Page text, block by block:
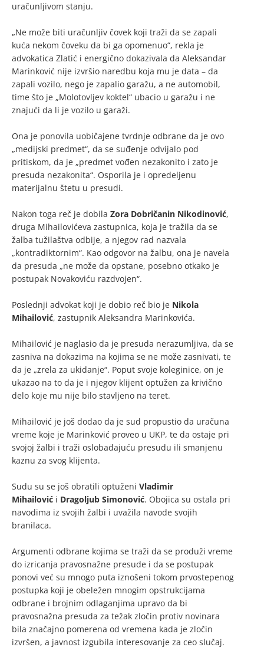
uračunljivom stanju.
„Ne može biti uračunljiv čovek koji traži da se zapali
kuća nekom čoveku da bi ga opomenuo“, rekla je
advokatica Zlatić i energično dokazivala da Aleksandar
Marinković nije izvršio naredbu koja mu je data – da
zapali vozilo, nego je zapalio garažu, a ne automobil,
time što je „Molotovljev koktel“ ubacio u garažu i ne
znajući da li je vozilo u garaži.
Ona je ponovila uobičajene tvrdnje odbrane da je ovo
„medijski predmet“, da se suđenje odvijalo pod
pritiskom, da je „predmet vođen nezakonito i zato je
presuda nezakonita“. Osporila je i opredeljenu
materijalnu štetu u presudi.
Nakon toga reč je dobila Zora Dobričanin Nikodinović,
druga Mihailovićeva zastupnica, koja je tražila da se
žalba tužilaštva odbije, a njegov rad nazvala
„kontradiktornim“. Kao odgovor na žalbu, ona je navela
da presuda „ne može da opstane, posebno otkako je
postupak Novakoviću razdvojen“.
Poslednji advokat koji je dobio reč bio je Nikola
Mihailović, zastupnik Aleksandra Marinkovića.
Mihailović je naglasio da je presuda nerazumljiva, da se
zasniva na dokazima na kojima se ne može zasnivati, te
da je „zrela za ukidanje“. Poput svoje koleginice, on je
ukazao na to da je i njegov klijent optužen za krivično
delo koje mu nije bilo stavljeno na teret.
Mihailović je još dodao da je sud propustio da uračuna
vreme koje je Marinković proveo u UKP, te da ostaje pri
svojoj žalbi i traži oslobađajuću presudu ili smanjenu
kaznu za svog klijenta.
Sudu su se još obratili optuženi Vladimir
Mihailović i Dragoljub Simonović. Obojica su ostala pri
navodima iz svojih žalbi i uvažila navode svojih
branilaca.
Argumenti odbrane kojima se traži da se produži vreme
do izricanja pravosnažne presude i da se postupak
ponovi već su mnogo puta iznošeni tokom prvostepenog
postupka koji je obeležen mnogim opstrukcijama
odbrane i brojnim odlaganjima upravo da bi
pravosnažna presuda za težak zločin protiv novinara
bila značajno pomerena od vremena kada je zločin
izvršen, a javnost izgubila interesovanje za ceo slučaj.